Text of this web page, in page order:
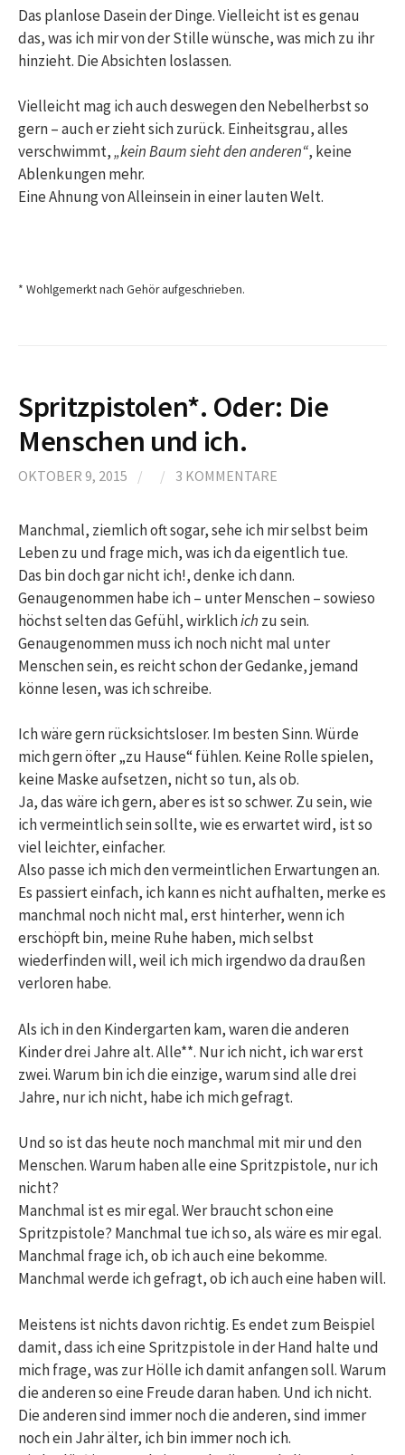
Das planlose Dasein der Dinge. Vielleicht ist es genau
das, was ich mir von der Stille wünsche, was mich zu ihr
hinzieht. Die Absichten loslassen.
Vielleicht mag ich auch deswegen den Nebelherbst so
gern – auch er zieht sich zurück. Einheitsgrau, alles
verschwimmt,„kein Baum sieht den anderen“, keine
Ablenkungen mehr.
Eine Ahnung von Alleinsein in einer lauten Welt.
* Wohlgemerkt nach Gehör aufgeschrieben.
Spritzpistolen*. Oder: Die
Menschen und ich.
OKTOBER 9, 2015 / / 3 KOMMENTARE
Manchmal, ziemlich oft sogar, sehe ich mir selbst beim
Leben zu und frage mich, was ich da eigentlich tue.
Das bin doch gar nicht ich!, denke ich dann.
Genaugenommen habe ich – unter Menschen – sowieso
höchst selten das Gefühl, wirklichich zu sein.
Genaugenommen muss ich noch nicht mal unter
Menschen sein, es reicht schon der Gedanke, jemand
könne lesen, was ich schreibe.
Ich wäre gern rücksichtsloser. Im besten Sinn. Würde
mich gern öfter „zu Hause“ fühlen. Keine Rolle spielen,
keine Maske aufsetzen, nicht so tun, als ob.
Ja, das wäre ich gern, aber es ist so schwer. Zu sein, wie
ich vermeintlich sein sollte, wie es erwartet wird, ist so
viel leichter, einfacher.
Also passe ich mich den vermeintlichen Erwartungen an.
Es passiert einfach, ich kann es nicht aufhalten, merke es
manchmal noch nicht mal, erst hinterher, wenn ich
erschöpft bin, meine Ruhe haben, mich selbst
wiederfinden will, weil ich mich irgendwo da draußen
verloren habe.
Als ich in den Kindergarten kam, waren die anderen
Kinder drei Jahre alt. Alle**. Nur ich nicht, ich war erst
zwei. Warum bin ich die einzige, warum sind alle drei
Jahre, nur ich nicht, habe ich mich gefragt.
Und so ist das heute noch manchmal mit mir und den
Menschen. Warum haben alle eine Spritzpistole, nur ich
nicht?
Manchmal ist es mir egal. Wer braucht schon eine
Spritzpistole? Manchmal tue ich so, als wäre es mir egal.
Manchmal frage ich, ob ich auch eine bekomme.
Manchmal werde ich gefragt, ob ich auch eine haben will.
Meistens ist nichts davon richtig. Es endet zum Beispiel
damit, dass ich eine Spritzpistole in der Hand halte und
mich frage, was zur Hölle ich damit anfangen soll. Warum
die anderen so eine Freude daran haben. Und ich nicht.
Die anderen sind immer noch die anderen, sind immer
noch ein Jahr älter, ich bin immer noch ich.